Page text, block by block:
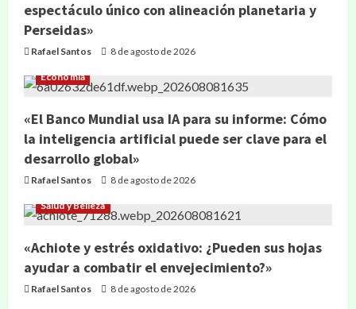
espectáculo único con alineación planetaria y
Perseidas»
Rafael Santos 8 de agosto de 2026
Economía
«El Banco Mundial usa IA para su informe: Cómo
la inteligencia artificial puede ser clave para el
desarrollo global»
Rafael Santos 8 de agosto de 2026
Salud y Belleza
«Achiote y estrés oxidativo: ¿Pueden sus hojas
ayudar a combatir el envejecimiento?»
Rafael Santos 8 de agosto de 2026